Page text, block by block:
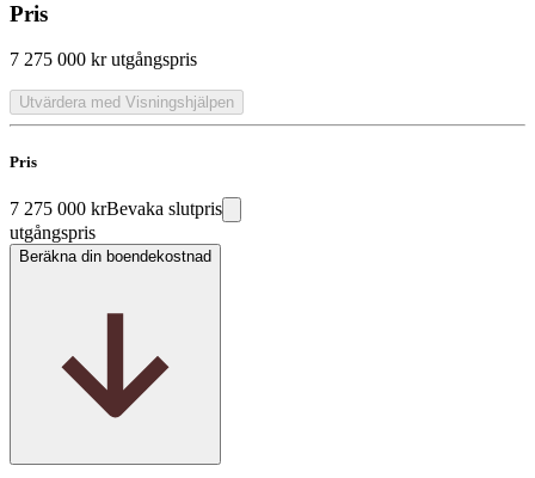
Pris
7 275 000 kr utgångspris
Utvärdera med Visningshjälpen
Pris
7 275 000 krBevaka slutpris
utgångspris
Beräkna din boendekostnad